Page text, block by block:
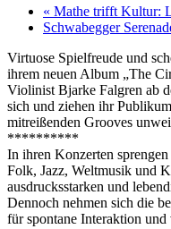
« Mathe trifft Kultur:
Schwabegger
Virtuose Spielfreude und
ihrem neuen Album „The
Violinist Bjarke Falgren ab
sich und ziehen ihr
mitreißenden Grooves
**********
In ihren Konzerten
Folk, Jazz, Weltmusik und
ausdrucksstarken und
Dennoch nehmen sich die
für spontane Interaktion